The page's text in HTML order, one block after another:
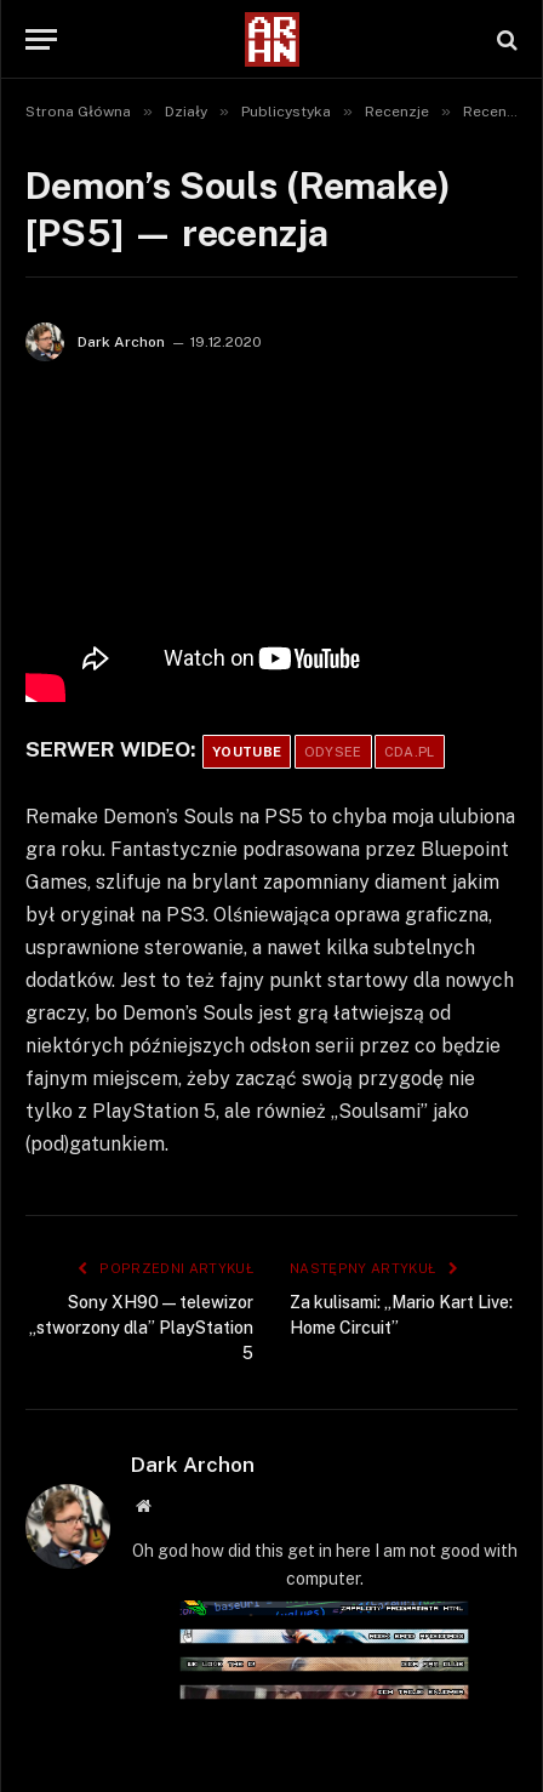
Strona Główna » Działy » Publicystyka » Recenzje » Recenzje gier
Demon’s Souls (Remake)
[PS5] — recenzja
Dark Archon 19.12.2020
SERWER WIDEO: YOUTUBE ODYSEE CDA.PL
Remake Demon’s Souls na PS5 to chyba moja ulubiona
gra roku. Fantastycznie podrasowana przez Bluepoint
Games, szlifuje na brylant zapomniany diament jakim
był oryginał na PS3. Olśniewająca oprawa graficzna,
usprawnione sterowanie, a nawet kilka subtelnych
dodatków. Jest to też fajny punkt startowy dla nowych
graczy, bo Demon’s Souls jest grą łatwiejszą od
niektórych późniejszych odsłon serii przez co będzie
fajnym miejscem, żeby zacząć swoją przygodę nie
tylko z PlayStation 5, ale również „Soulsami” jako
(pod)gatunkiem.
POPRZEDNI ARTYKUŁ
Sony XH90 — telewizor
„stworzony dla” PlayStation
5
NASTĘPNY ARTYKUŁ
Za kulisami: „Mario Kart Live:
Home Circuit”
Dark Archon
Strona
Oh god how did this get in here I am not good with
computer.